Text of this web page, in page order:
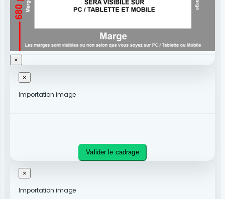
×
×
Importation image
Valider le cadrage
×
Importation image